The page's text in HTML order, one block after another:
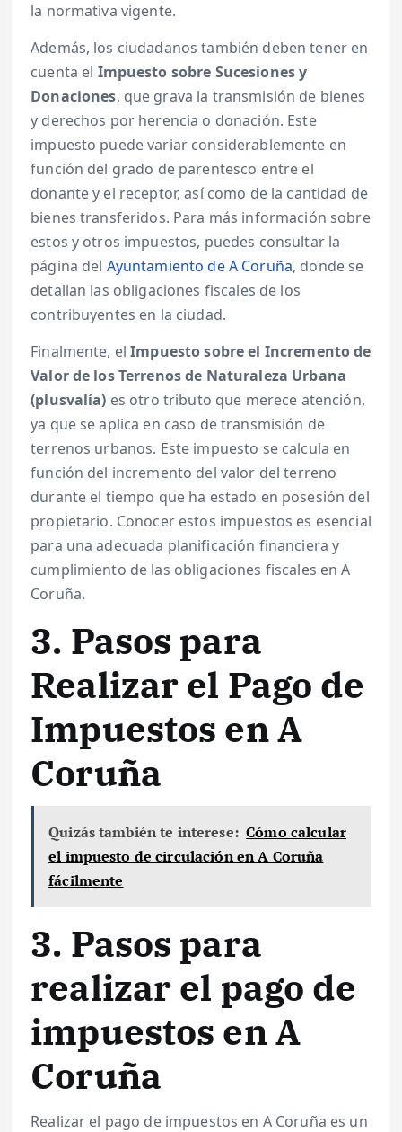
la normativa vigente.
Además, los ciudadanos también deben tener en
cuenta el Impuesto sobre Sucesiones y
Donaciones, que grava la transmisión de bienes
y derechos por herencia o donación. Este
impuesto puede variar considerablemente en
función del grado de parentesco entre el
donante y el receptor, así como de la cantidad de
bienes transferidos. Para más información sobre
estos y otros impuestos, puedes consultar la
página del Ayuntamiento de A Coruña, donde se
detallan las obligaciones fiscales de los
contribuyentes en la ciudad.
Finalmente, elImpuesto sobre el Incremento de
Valor de los Terrenos de Naturaleza Urbana
(plusvalía) es otro tributo que merece atención,
ya que se aplica en caso de transmisión de
terrenos urbanos. Este impuesto se calcula en
función del incremento del valor del terreno
durante el tiempo que ha estado en posesión del
propietario. Conocer estos impuestos es esencial
para una adecuada planificación financiera y
cumplimiento de las obligaciones fiscales en A
Coruña.
3. Pasos para
Realizar el Pago de
Impuestos en A
Coruña
Quizás también te interese: Cómo calcular
el impuesto de circulación en A Coruña
fácilmente
3. Pasos para
realizar el pago de
impuestos en A
Coruña
Realizar el pago de impuestos en A Coruña es un